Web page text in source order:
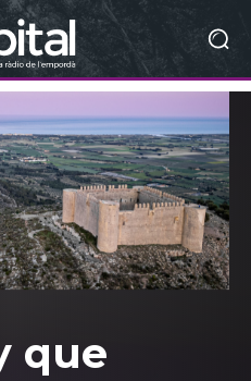
que